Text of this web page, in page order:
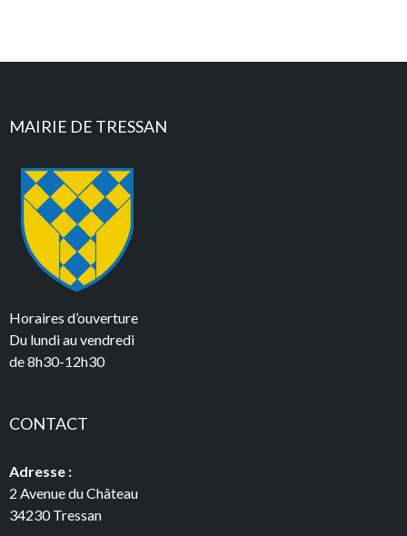
MAIRIE DE TRESSAN
Horaires d’ouverture
Du lundi au vendredi
de 8h30-12h30
CONTACT
Adresse :
2 Avenue du Château
34230 Tressan